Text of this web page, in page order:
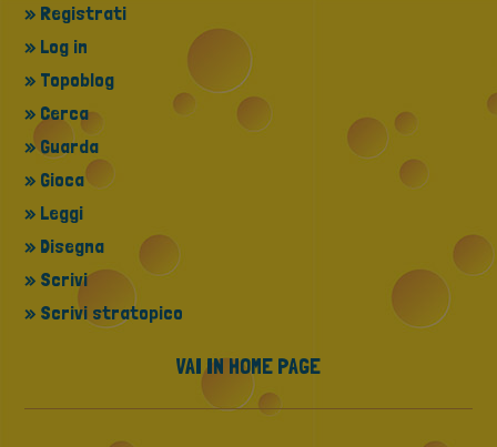
» Registrati
» Log in
» Topoblog
» Cerca
» Guarda
» Gioca
» Leggi
» Disegna
» Scrivi
» Scrivi stratopico
VAI IN HOME PAGE